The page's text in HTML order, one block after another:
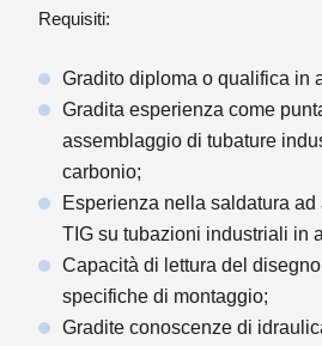
Requisiti:
Gradito diploma o qualifica in
Gradita esperienza come
assemblaggio di tubature
carbonio;
Esperienza nella saldatura ad
TIG su tubazioni industriali in
Capacità di lettura del
specifiche di montaggio;
Gradite conoscenze di